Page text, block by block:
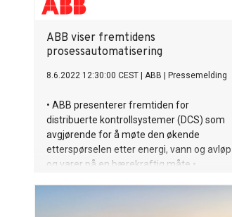
ABB viser fremtidens
prosessautomatisering
8.6.2022 12:30:00 CEST ABB Pressemelding
• ABB presenterer fremtiden for
distribuerte kontrollsystemer (DCS) som
avgjørende for å møte den økende
etterspørselen etter energi, vann og avløp
og varer på en bærekraftig måte •